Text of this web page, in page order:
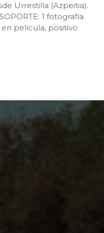
Urrestilla (Azpeitia).
1 fotografía
película, positivo